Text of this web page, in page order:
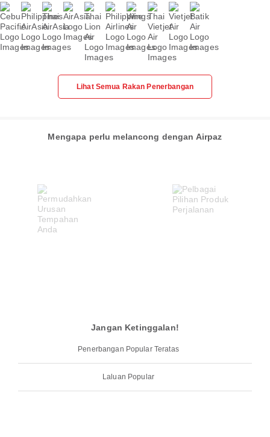
Lihat Semua Rakan Penerbangan
Mengapa perlu melancong dengan Airpaz
Jangan Ketinggalan!
Penerbangan Popular Teratas
Laluan Popular